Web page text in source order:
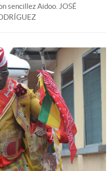
sencillez Aidoo. JOSÉ